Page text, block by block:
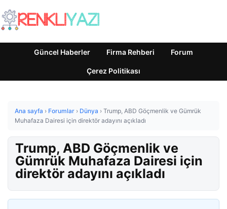
Güncel Haberler Firma Rehberi Forum
Çerez Politikası
Ana sayfa › Forumlar › Dünya › Trump, ABD Göçmenlik ve Gümrük
Muhafaza Dairesi için direktör adayını açıkladı
Trump, ABD Göçmenlik ve
Gümrük Muhafaza Dairesi için
direktör adayını açıkladı